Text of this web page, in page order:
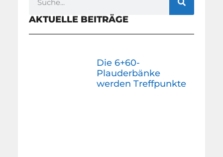
AKTUELLE BEITRÄGE
Die 6+60-
Plauderbänke
werden Treffpunkte